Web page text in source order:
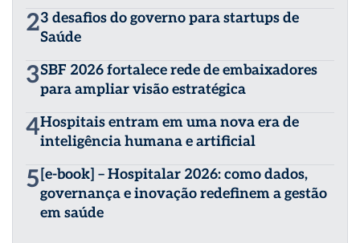
23 desafios do governo para startups de
Saúde
3SBF 2026 fortalece rede de embaixadores
para ampliar visão estratégica
4Hospitais entram em uma nova era de
inteligência humana e artificial
5 [e-book] – Hospitalar 2026: como dados,
governança e inovação redefinem a gestão
em saúde